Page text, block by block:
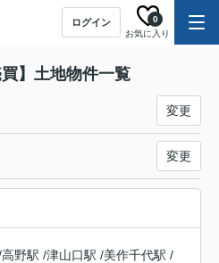
ログイン
お気に入り
0
】土地物件一覧
変更
変更
高野駅 /津山口駅 /美作千代駅 /